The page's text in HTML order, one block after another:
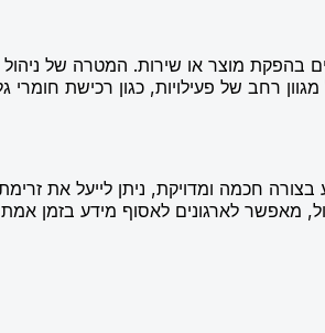
בהפקת מוצר או שירות. המטרה של
רחב של פעילויות, כגון רכישת חומרי
חכמה ומדויקת, ניתן לייעל את
מאפשר לארגונים לאסוף מידע בזמן